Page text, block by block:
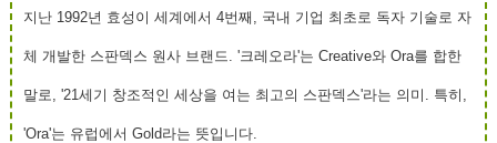
지난 1992년 효성이 세계에서 4번째, 국내 기업 최초로 독자 기술로 자
체 개발한 스판덱스 원사 브랜드. '크레오라'는 Creative와 Ora를 합한
말로, '21세기 창조적인 세상을 여는 최고의 스판덱스'라는 의미. 특히,
'Ora'는 유럽에서 Gold라는 뜻입니다.